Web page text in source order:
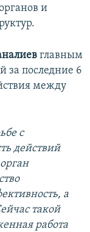
и
главным
за последние 6
между
с
действий
а
такой
работа